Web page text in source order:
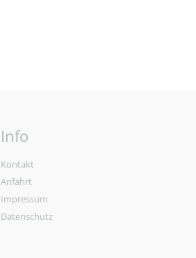
Info
Kontakt
Anfahrt
Impressum
Datenschutz